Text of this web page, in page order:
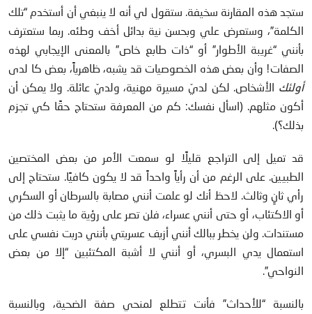
ستجد هذه المقارنة سخيفة. ستقول لي أنه لا ينبغي أن أستخدم “تلك
الكلمة”، وستعرض علي وبحسن نية بدائل أخف وطئه. ربما ستعترف
بأنني “غريبة الأطوار” أو “ذات طابع خاص” بالمعنى الإيجابي لهذه
الصفات! وأن بعض هذه الخصوصيات قد يشبه، ظاهرياً، بعض كا لدى
أولئك الأشخاص. لكن لديّ مسيرة مهنية، ولديّ عائلة. ولا يمكن أن
أكون مثلهم. (اسأل نفسك: كم من المعرفة ستحتاج حقًا كي تجزم
بذلك؟).
قد تميل إلى التراجع قليلًا لو سمعت الأمر من بعض المختصين
الطبيين. على الرغم من أن رأياً واحداً قد لا يكون كافيًا. ستحتاج إلى
رأي ثانٍ وثالث. لاحظ أنك لو علمت أنني مصابة بالسرطان أو السكري
أو الاكتئاب، أو حتى أنني عسراء، فلن تصر على رؤية ما يثبت ذلك من
مستندات. ولن يخطر ببالك أنني أزيف عسريتي بأنني دربت نفسي على
استعمال يدي البسري، أو أنني لا أشبة المكتئبين “إلا من بعض
النواحي”.
بالنسبة “للأحداث” فأنت تتطلع لمنحي صفة الضحية، وبالنسبة